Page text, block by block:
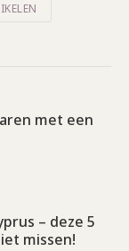
met een
– deze 5
missen!